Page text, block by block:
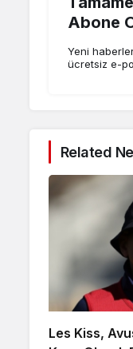
Abone
Yeni
ücretsiz e-
Related
Les Kiss,